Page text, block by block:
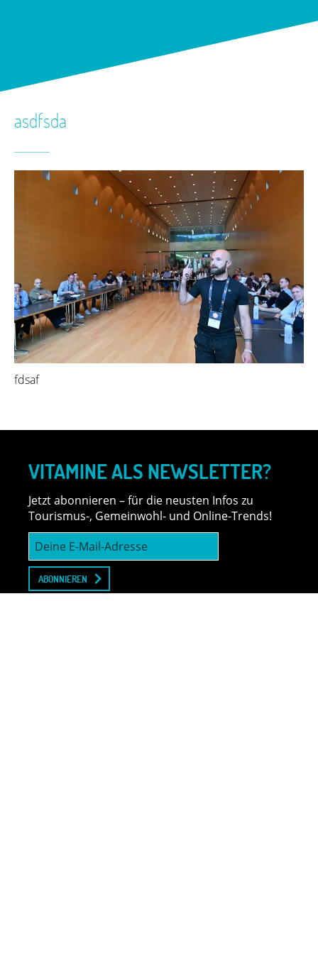
asdfsda
fdsaf
VITAMINE ALS NEWSLETTER?
Jetzt abonnieren – für die neusten Infos zu
Tourismus-, Gemeinwohl- und Online-Trends!
E-
Mail-
Adresse
ABONNIEREN